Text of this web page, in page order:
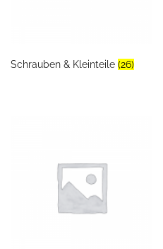
Schrauben & Kleinteile (26)